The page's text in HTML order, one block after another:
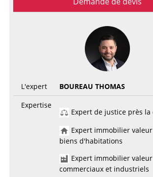
L'expert
BOUREAU THOMAS
Expertise
Expert de justice près
Expert immobilier
biens d'habitations
Expert immobilier
commerciaux et industriels